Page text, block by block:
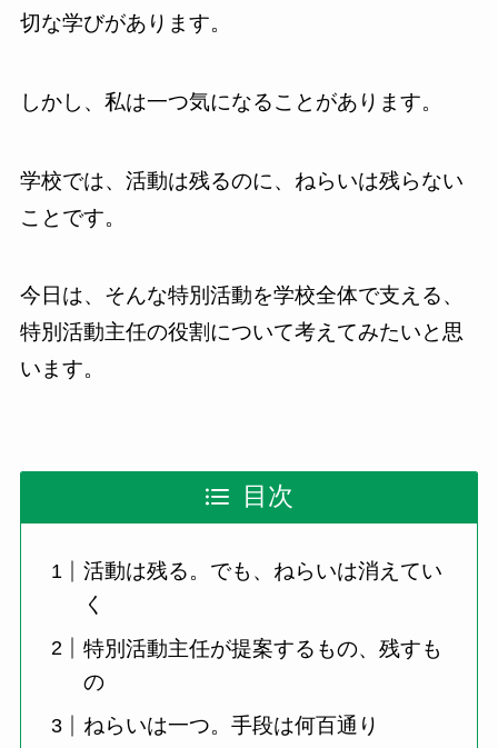
切な学びがあります。
しかし、私は一つ気になることがあります。
学校では、活動は残るのに、ねらいは残らない
ことです。
今日は、そんな特別活動を学校全体で支える、
特別活動主任の役割について考えてみたいと思
います。
目次
活動は残る。でも、ねらいは消えてい
く
特別活動主任が提案するもの、残すも
の
ねらいは一つ。手段は何百通り